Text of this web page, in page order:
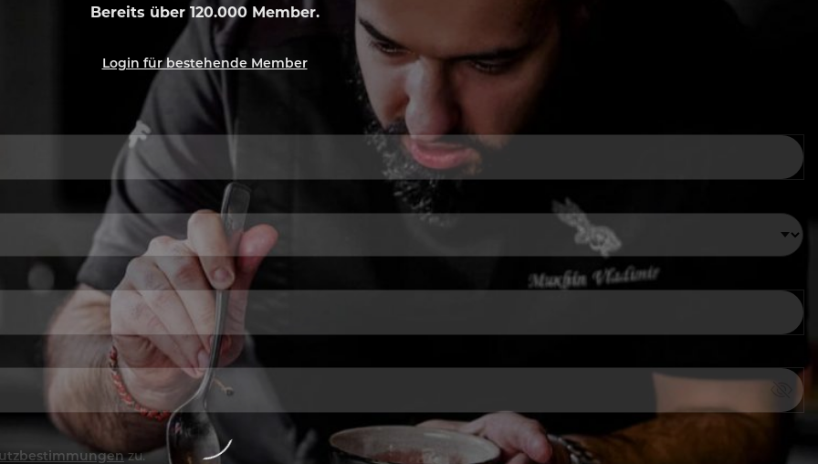
Bereits über 120.000 Member.
Login für bestehende Member
zu.